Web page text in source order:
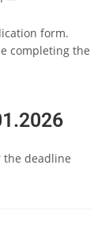
form.
completing the
the deadline